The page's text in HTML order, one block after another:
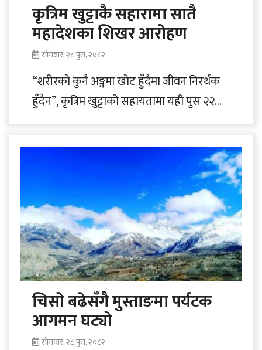
कृत्रिम खुट्टाकै सहारामा सातै
महादेशका शिखर आरोहण
सोमवार, २८ पुस, २०८२
“शरीरको कुनै अङ्गमा खोट हुँदैमा जीवन निरर्थक
हुँदैन”, कृत्रिम खुट्टाको सहायतामा यही पुस २२
चिसो बढेसँगै मुस्ताङमा पर्यटक
आगमन घट्यो
सोमवार, २८ पुस, २०८२